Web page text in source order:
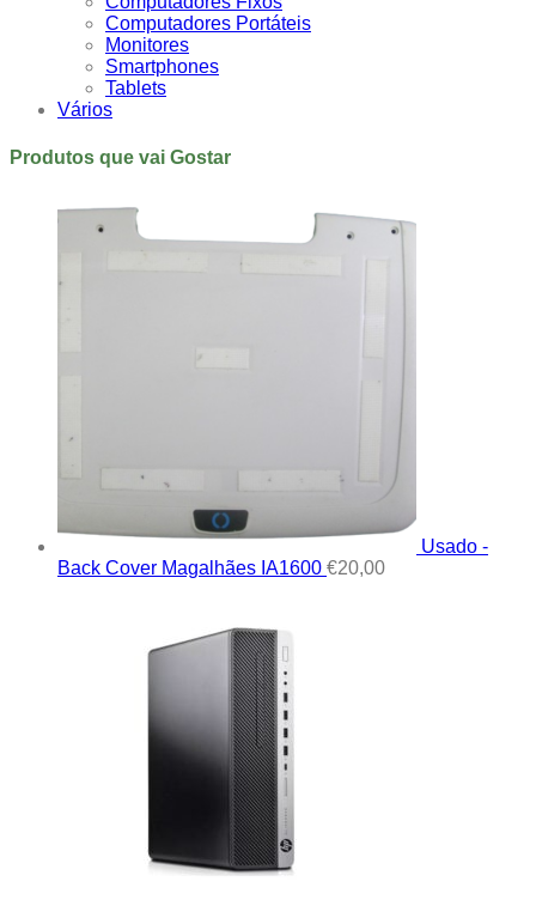
Computadores Portáteis
Monitores
Smartphones
Tablets
Vários
Produtos que vai Gostar
Usado -
Back Cover Magalhães IA1600 €20,00